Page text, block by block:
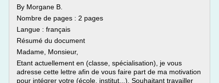
By Morgane B.
Nombre de pages : 2 pages
Langue : français
Résumé du document
Madame, Monsieur,
Etant actuellement en (classe, spécialisation), je vous
adresse cette lettre afin de vous faire part de ma motivation
pour intégrer votre (école, institut...). Souhaitant travailler